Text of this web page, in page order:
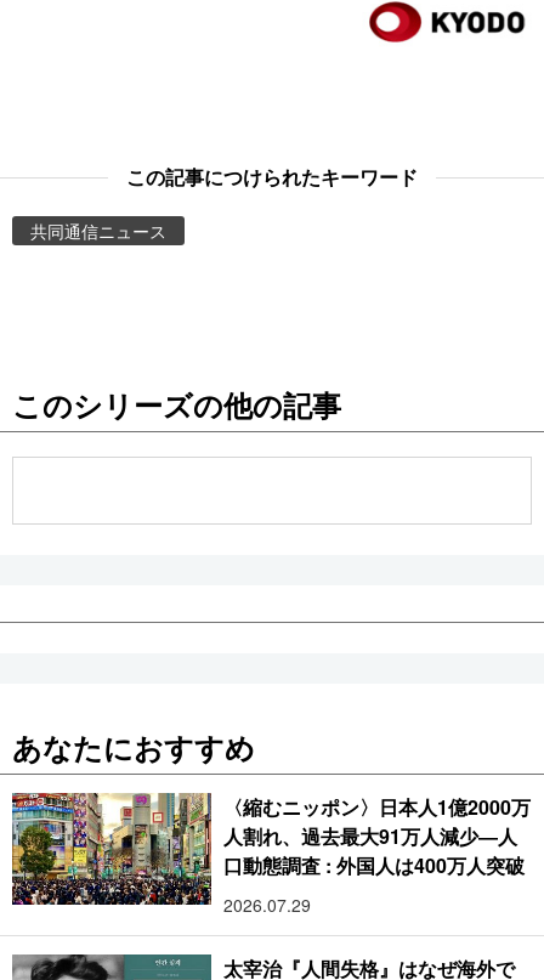
スポーツ・東京2020
Images
この記事につけられたキーワード
共同通信ニュース
このシリーズの他の記事
あなたにおすすめ
〈縮むニッポン〉日本人1億2000万
人割れ、過去最大91万人減少―人
口動態調査 : 外国人は400万人突破
2026.07.29
太宰治『人間失格』はなぜ海外で